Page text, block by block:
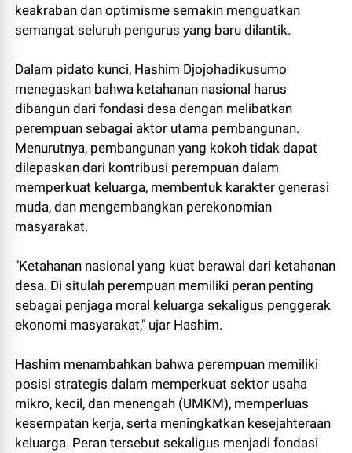
keakraban dan optimisme semakin menguatkan
semangat seluruh pengurus yang baru dilantik.
Dalam pidato kunci, Hashim Djojohadikusumo
menegaskan bahwa ketahanan nasional harus
dibangun dari fondasi desa dengan melibatkan
perempuan sebagai aktor utama pembangunan.
Menurutnya, pembangunan yang kokoh tidak dapat
dilepaskan dari kontribusi perempuan dalam
memperkuat keluarga, membentuk karakter generasi
muda, dan mengembangkan perekonomian
masyarakat.
"Ketahanan nasional yang kuat berawal dari ketahanan
desa. Di situlah perempuan memiliki peran penting
sebagai penjaga moral keluarga sekaligus penggerak
ekonomi masyarakat," ujar Hashim.
Hashim menambahkan bahwa perempuan memiliki
posisi strategis dalam memperkuat sektor usaha
mikro, kecil, dan menengah (UMKM), memperluas
kesempatan kerja, serta meningkatkan kesejahteraan
keluarga. Peran tersebut sekaligus menjadi fondasi